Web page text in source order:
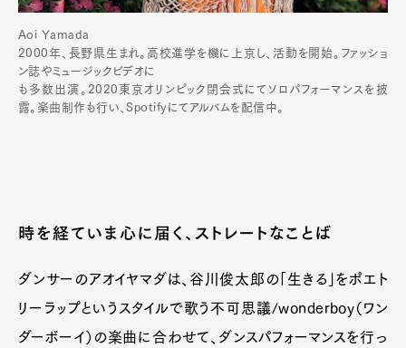
Aoi Yamada
2000年、長野県生まれ。高校進学を機に上京し、活動を開始。ファッショ
ン誌やミュージックビデオに
も多数出演。2020東京オリンピック閉会式にてソロパフォーマンスを披
露。楽曲制作も行い、Spotifyにてアルバムを配信中。
時を経ていま心に届く、ストレートなことば
ダンサーのアオイヤマダは、谷川俊太郎の「生きる」をポエト
リーラップというスタイルで歌う不可思議/wonderboy（ワン
ダーボーイ）の楽曲に合わせて、ダンスパフォーマンスを行っ